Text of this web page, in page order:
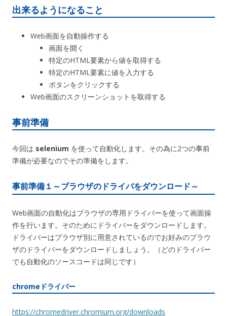
出来るようになること
Web画面を自動操作する
画面を開く
特定のHTML要素から値を取得する
特定のHTML要素に値を入力する
ボタンをクリックする
Web画面のスクリーンショットを取得する
事前準備
今回は selenium を使って自動化します。その為に2つの事前
準備が必要なのでその準備をします。
事前準備１～ブラウザのドライバをダウンロード～
Web画面の自動化はブラウザの専用ドライバーを使って画面操
作を行います。そのためにドライバーをダウンロードします。
ドライバーはブラウザ別に用意されているのでお好みのブラウ
ザのドライバーをダウンロードしましょう。（どのドライバー
でも自動化のソースコードは同じです）
chromeドライバー
https://chromedriver.chromium.org/downloads